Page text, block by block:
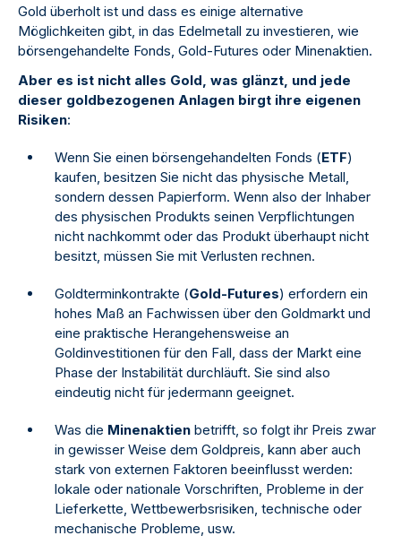
Gold überholt ist und dass es einige alternative
Möglichkeiten gibt, in das Edelmetall zu investieren, wie
börsengehandelte Fonds, Gold-Futures oder Minenaktien.
Aber es ist nicht alles Gold, was glänzt, und jede
dieser goldbezogenen Anlagen birgt ihre eigenen
Risiken:
Wenn Sie einen börsengehandelten Fonds (ETF)
kaufen, besitzen Sie nicht das physische Metall,
sondern dessen Papierform. Wenn also der Inhaber
des physischen Produkts seinen Verpflichtungen
nicht nachkommt oder das Produkt überhaupt nicht
besitzt, müssen Sie mit Verlusten rechnen.
Goldterminkontrakte (Gold-Futures) erfordern ein
hohes Maß an Fachwissen über den Goldmarkt und
eine praktische Herangehensweise an
Goldinvestitionen für den Fall, dass der Markt eine
Phase der Instabilität durchläuft. Sie sind also
eindeutig nicht für jedermann geeignet.
Was die Minenaktien betrifft, so folgt ihr Preis zwar
in gewisser Weise dem Goldpreis, kann aber auch
stark von externen Faktoren beeinflusst werden:
lokale oder nationale Vorschriften, Probleme in der
Lieferkette, Wettbewerbsrisiken, technische oder
mechanische Probleme, usw.